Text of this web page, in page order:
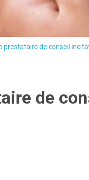
prestataire de conseil
de